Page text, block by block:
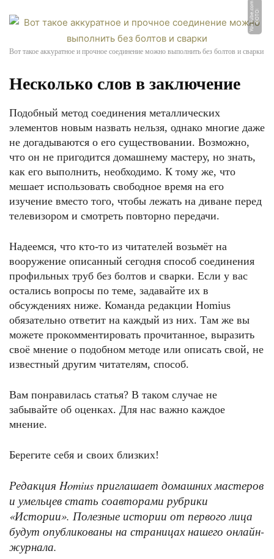
Ф
О
Т
О:
Y
o
u
T
u
b
e.
c
o
m
Вот такое аккуратное и прочное соединение можно выполнить без болтов и сварки
Несколько слов в заключение
Подобный метод соединения металлических
элементов новым назвать нельзя, однако многие даже
не догадываются о его существовании. Возможно,
что он не пригодится домашнему мастеру, но знать,
как его выполнить, необходимо. К тому же, что
мешает использовать свободное время на его
изучение вместо того, чтобы лежать на диване перед
телевизором и смотреть повторно передачи.
Надеемся, что кто-то из читателей возьмёт на
вооружение описанный сегодня способ соединения
профильных труб без болтов и сварки. Если у вас
остались вопросы по теме, задавайте их в
обсуждениях ниже. Команда редакции Homius
обязательно ответит на каждый из них. Там же вы
можете прокомментировать прочитанное, выразить
своё мнение о подобном методе или описать свой, не
известный другим читателям, способ.
Вам понравилась статья? В таком случае не
забывайте об оценках. Для нас важно каждое
мнение.
Берегите себя и своих близких!
Редакция Homius приглашает домашних мастеров
и умельцев стать соавторами рубрики
«Истории». Полезные истории от первого лица
будут опубликованы на страницах нашего онлайн-
журнала.